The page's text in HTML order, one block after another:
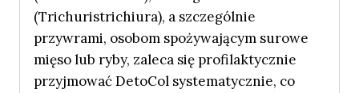
(Trichuristrichiura), a szczególnie
przywrami, osobom spożywającym surowe
mięso lub ryby, zaleca się profilaktycznie
przyjmować DetoCol systematycznie, co